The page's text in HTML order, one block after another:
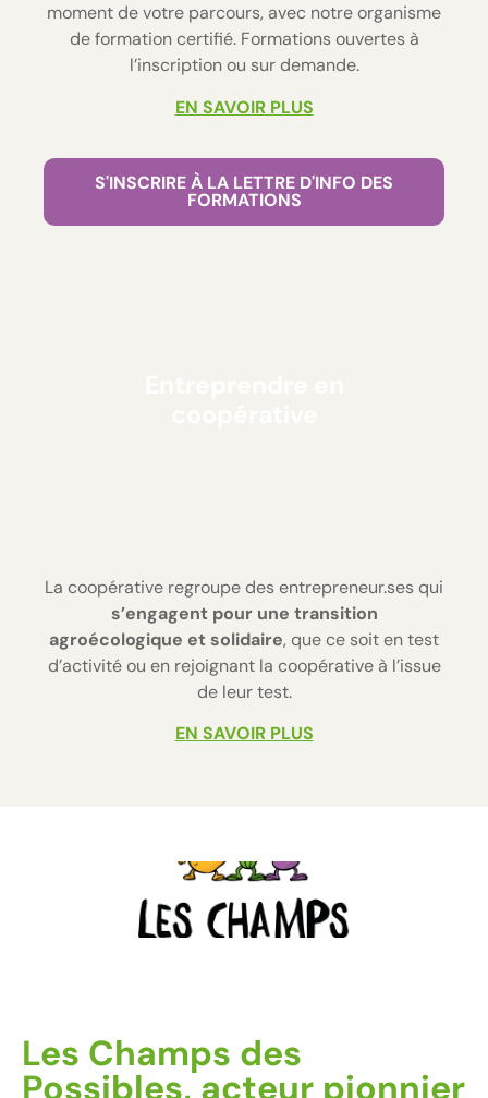
moment de votre parcours, avec notre organisme
de formation certifié. Formations ouvertes à
l’inscription ou sur demande.
EN SAVOIR PLUS
S'INSCRIRE À LA LETTRE D'INFO DES
FORMATIONS
La coopérative regroupe des entrepreneur.ses qui
s’engagent pour une transition
agroécologique et solidaire, que ce soit en test
d’activité ou en rejoignant la coopérative à l’issue
de leur test.
EN SAVOIR PLUS
Les Champs des
Possibles, acteur pionnier